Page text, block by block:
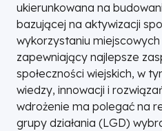
ukierunkowana na
bazującej na aktywizacji
wykorzystaniu
zapewniający najlepsze
społeczności wiejskich, w
wiedzy, innowacji i
wdrożenie ma polegać na
grupy działania (LGD)